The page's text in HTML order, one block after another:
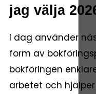
jag välja
I dag använder
form av
bokföringen
arbetet och